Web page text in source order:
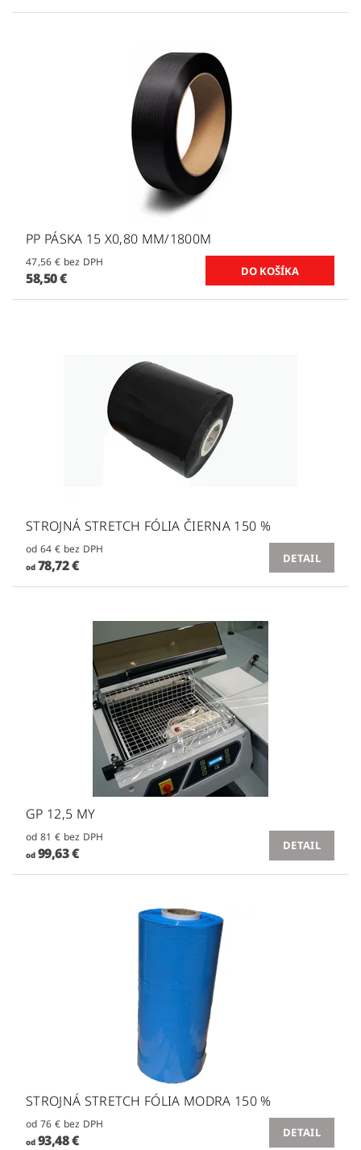
PP PÁSKA 15 X0,80 MM/1800M
47,56 € bez DPH
58,50 €
STROJNÁ STRETCH FÓLIA ČIERNA 150 %
od 64 € bez DPH
od78,72 € DETAIL
GP 12,5 MY
od 81 € bez DPH
od99,63 € DETAIL
STROJNÁ STRETCH FÓLIA MODRA 150 %
od 76 € bez DPH
od93,48 € DETAIL